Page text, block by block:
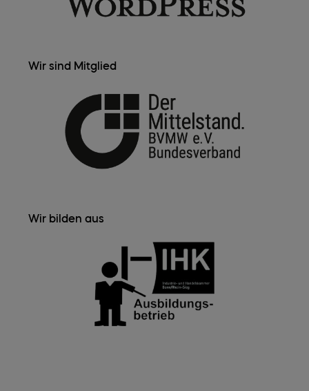
Wir sind Mitglied
Wir bilden aus